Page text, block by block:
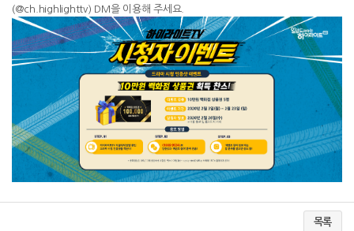
(@ch.highlighttv) DM을 이용해 주세요.
목록